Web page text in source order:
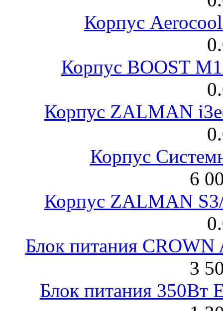
Корпус
Корпус BOOST
Корпус ZALMAN
Корпус
6
Корпус ZALMAN
Блок питания
3
Блок питания 350Вт